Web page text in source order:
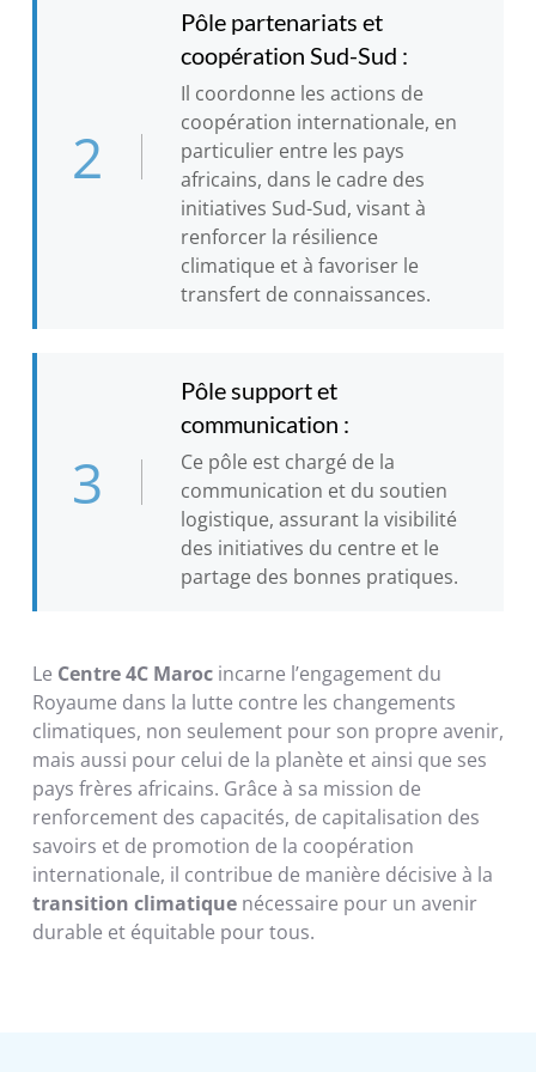
2
Pôle partenariats et
coopération Sud-Sud :
Il coordonne les actions de
coopération internationale, en
particulier entre les pays
africains, dans le cadre des
initiatives Sud-Sud, visant à
renforcer la résilience
climatique et à favoriser le
transfert de connaissances.
3
Pôle support et
communication :
Ce pôle est chargé de la
communication et du soutien
logistique, assurant la visibilité
des initiatives du centre et le
partage des bonnes pratiques.
Le Centre 4C Marocincarne l’engagement du
Royaume dans la lutte contre les changements
climatiques, non seulement pour son propre avenir,
mais aussi pour celui de la planète et ainsi que ses
pays frères africains. Grâce à sa mission de
renforcement des capacités, de capitalisation des
savoirs et de promotion de la coopération
internationale, il contribue de manière décisive à la
transition climatiquenécessaire pour un avenir
durable et équitable pour tous.